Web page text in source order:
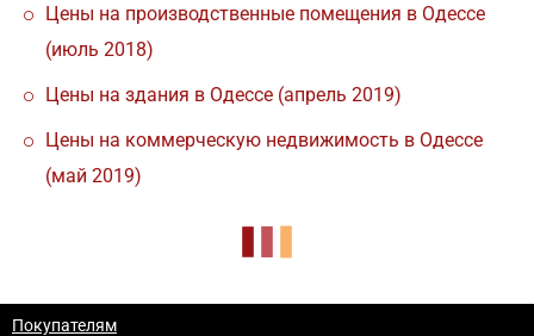
Цены на производственные помещения в Одессе
(июль 2018)
Цены на здания в Одессе (апрель 2019)
Цены на коммерческую недвижимость в Одессе
(май 2019)
Покупателям